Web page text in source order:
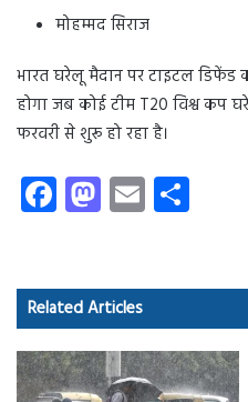
मोहम्मद सिराज
भारत घरेलू मैदान पर टाइटल
होगा जब कोई टीम T20 विश्व कप
फरवरी से शुरू हो रहा है।
Fa
ce
o
ok
M
as
d
o
n
E
m
Related Articles